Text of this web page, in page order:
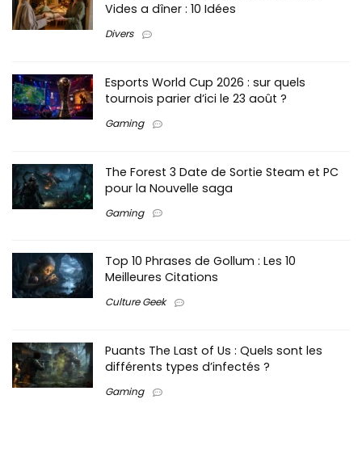
Vides a dîner : 10 Idées
Divers
Esports World Cup 2026 : sur quels
tournois parier d’ici le 23 août ?
Gaming
The Forest 3 Date de Sortie Steam et PC
pour la Nouvelle saga
Gaming
Top 10 Phrases de Gollum : Les 10
Meilleures Citations
Culture Geek
Puants The Last of Us : Quels sont les
différents types d’infectés ?
Gaming